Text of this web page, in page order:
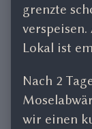
grenzte
verspeisen.
Lokal ist
Nach 2
wir einen